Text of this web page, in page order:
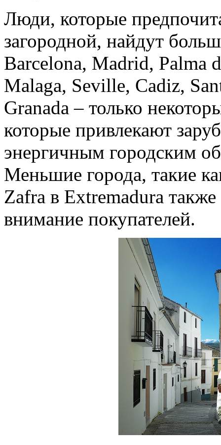
Люди, которые
загородной, найдут
Barcelona, Madrid, Palma
Malaga, Seville, Cadiz,
Granada – только
которые привлекают
энергичным городским
Меньшие города, такие
Zafra в Extremadura
внимание покупателей.